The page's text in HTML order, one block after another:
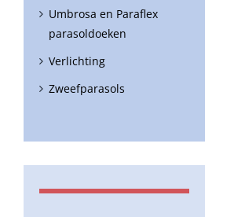
Umbrosa en Paraflex
parasoldoeken
Verlichting
Zweefparasols